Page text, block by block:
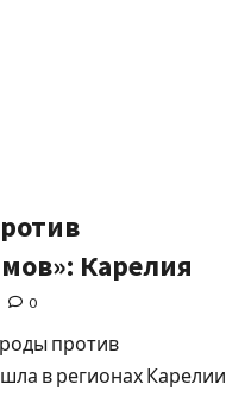
Карелия
0
против
в регионах